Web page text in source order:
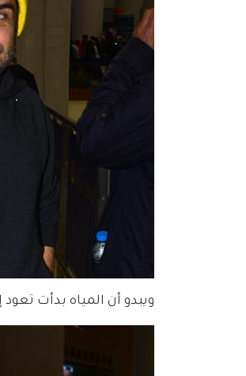
ويبدو أن المياه بدأت